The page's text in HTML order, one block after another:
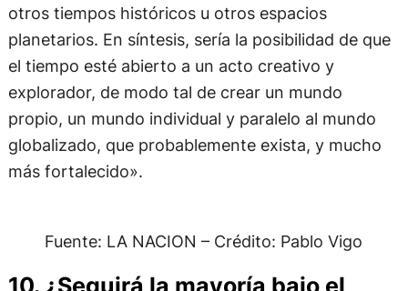
otros tiempos históricos u otros espacios
planetarios. En síntesis, sería la posibilidad de que
el tiempo esté abierto a un acto creativo y
explorador, de modo tal de crear un mundo
propio, un mundo individual y paralelo al mundo
globalizado, que probablemente exista, y mucho
más fortalecido».
Fuente: LA NACION – Crédito: Pablo Vigo
10. ¿Seguirá la mayoría bajo el